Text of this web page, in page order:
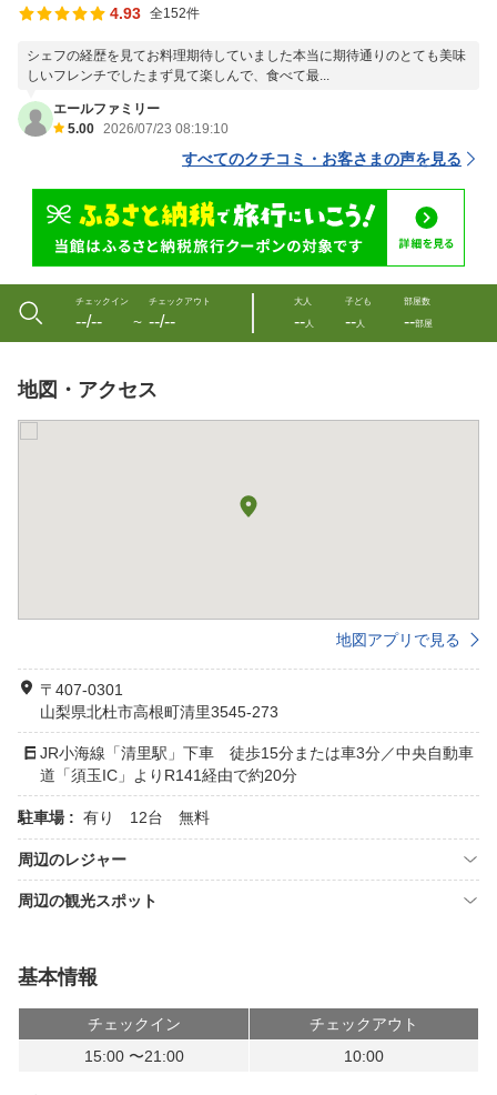
4.93 全152件
シェフの経歴を見てお料理期待していました本当に期待通りのとても美味
しいフレンチでしたまず見て楽しんで、食べて最...
エールファミリー
5.00 2026/07/23 08:19:10
すべてのクチコミ・お客さまの声を見る
チェックイン
--/-- 〜
チェックアウト
--/--
大人
--人
子ども
--人
部屋数
--部屋
地図・アクセス
地図アプリで見る
〒407-0301
山梨県北杜市高根町清里3545-273
JR小海線「清里駅」下車 徒歩15分または車3分／中央自動車
道「須玉IC」よりR141経由で約20分
駐車場 : 有り 12台 無料
周辺のレジャー
周辺の観光スポット
基本情報
チェックイン
チェックアウト
15:00 〜21:00
10:00